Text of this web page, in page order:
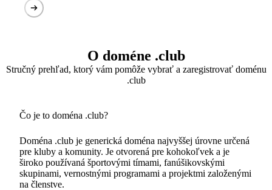
O doméne .club
Stručný prehľad, ktorý vám pomôže vybrať a zaregistrovať doménu
.club
Čo je to doména .club?
Doména .club je generická doména najvyššej úrovne určená
pre kluby a komunity. Je otvorená pre kohokoľvek a je
široko používaná športovými tímami, fanúšikovskými
skupinami, vernostnými programami a projektmi založenými
na členstve.